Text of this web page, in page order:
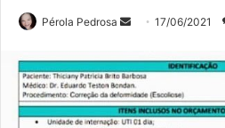
Pérola Pedrosa
Mande
e-
mail
17/06/2021